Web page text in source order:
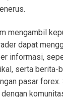
mengambil
dapat
informasi,
serta berita-
pasar forex.